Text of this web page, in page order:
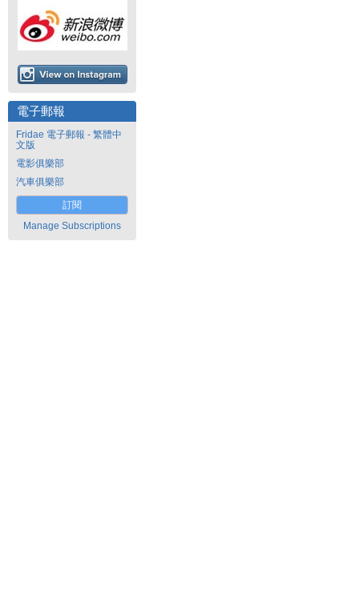
電子郵報
Fridae 電子郵報 - 繁體中
文版
電影俱樂部
汽車俱樂部
訂閱
Manage Subscriptions